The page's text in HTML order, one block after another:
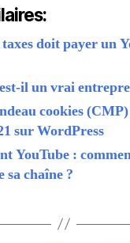
doit payer un
il un vrai
cookies
sur WordPress
YouTube :
sa chaîne ?